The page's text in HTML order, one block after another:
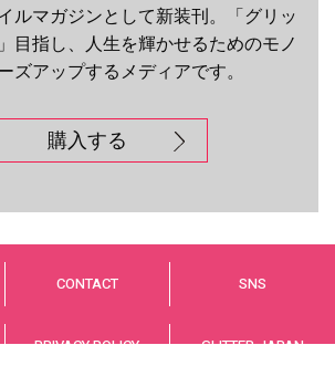
ルマガジンとして新装刊。「グリッ
目指し、人生を輝かせるためのモノ
ズアップするメディアです。
購入する
CONTACT SNS
PRIVACY POLICY GLITTER JAPAN